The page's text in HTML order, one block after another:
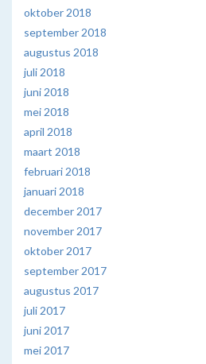
oktober 2018
september 2018
augustus 2018
juli 2018
juni 2018
mei 2018
april 2018
maart 2018
februari 2018
januari 2018
december 2017
november 2017
oktober 2017
september 2017
augustus 2017
juli 2017
juni 2017
mei 2017